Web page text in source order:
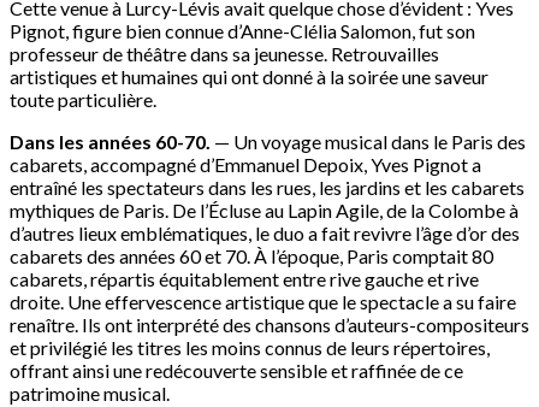
Cette venue à Lurcy-Lévis avait quelque chose d’évident : Yves
Pignot, figure bien connue d’Anne-Clélia Salomon, fut son
professeur de théâtre dans sa jeunesse. Retrouvailles
artistiques et humaines qui ont donné à la soirée une saveur
toute particulière.
Dans les années 60-70. — Un voyage musical dans le Paris des
cabarets, accompagné d’Emmanuel Depoix, Yves Pignot a
entraîné les spectateurs dans les rues, les jardins et les cabarets
mythiques de Paris. De l’Écluse au Lapin Agile, de la Colombe à
d’autres lieux emblématiques, le duo a fait revivre l’âge d’or des
cabarets des années 60 et 70. À l’époque, Paris comptait 80
cabarets, répartis équitablement entre rive gauche et rive
droite. Une effervescence artistique que le spectacle a su faire
renaître. Ils ont interprété des chansons d’auteurs-compositeurs
et privilégié les titres les moins connus de leurs répertoires,
offrant ainsi une redécouverte sensible et raffinée de ce
patrimoine musical.